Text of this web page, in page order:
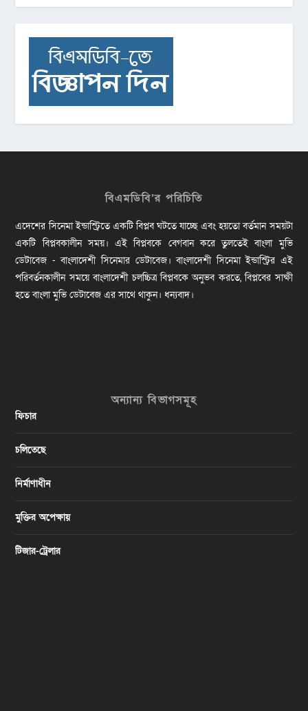
বিএমডিবি’র পরিচিতি
এদেশের সিনেমা ইন্ডাস্ট্রিতে একটি বিপ্লব ঘটতে যাচ্ছে এবং হয়তো বর্তমান সময়টা
একটি বিপ্লবকালীন সময়। এই বিপ্লবকে বেগবান করে তুলতেই বাংলা মুভি
ডেটাবেজ - বাংলাদেশী সিনেমার ডেটাবেজ। বাংলাদেশী সিনেমা ইন্ডাস্ট্রির এই
পরিবর্তনকালীন সময়ে বাংলাদেশী চলচ্চিত্র বিপ্লবকে অনুভব করতে, বিপ্লবের সাক্ষী
হতে বাংলা মুভি ডেটাবেজ এর সাথে থাকুন। ধন্যবাদ।
অন্যান্য বিভাগসমূহ
ফিচার
চলিতেছে
নির্মাণাধীন
মুক্তির অপেক্ষায়
টিজার-ট্রেলার